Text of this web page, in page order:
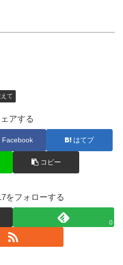
て
アする
Facebook はてブ
コピー
をフォローする
0